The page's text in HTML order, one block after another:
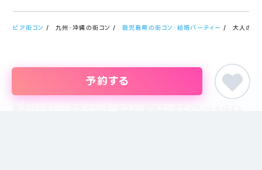
予約する
ピア街コン 九州・沖縄の街コン 鹿児島県の街コン・結婚パーティー 大人のア